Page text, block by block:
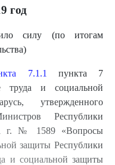
год
силу (по итогам
7.1.1
пункта 7
труда и социальной
утвержденного
Республики
г. № 1589 «Вопросы
защиты Республики
и социальной защиты